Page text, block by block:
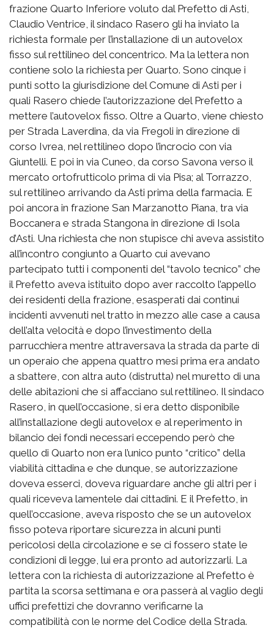
frazione Quarto Inferiore voluto dal Prefetto di Asti,
Claudio Ventrice, il sindaco Rasero gli ha inviato la
richiesta formale per l’installazione di un autovelox
fisso sul rettilineo del concentrico. Ma la lettera non
contiene solo la richiesta per Quarto. Sono cinque i
punti sotto la giurisdizione del Comune di Asti per i
quali Rasero chiede l’autorizzazione del Prefetto a
mettere l’autovelox fisso. Oltre a Quarto, viene chiesto
per Strada Laverdina, da via Fregoli in direzione di
corso Ivrea, nel rettilineo dopo l’incrocio con via
Giuntelli. E poi in via Cuneo, da corso Savona verso il
mercato ortofrutticolo prima di via Pisa; al Torrazzo,
sul rettilineo arrivando da Asti prima della farmacia. E
poi ancora in frazione San Marzanotto Piana, tra via
Boccanera e strada Stangona in direzione di Isola
d’Asti. Una richiesta che non stupisce chi aveva assistito
all’incontro congiunto a Quarto cui avevano
partecipato tutti i componenti del “tavolo tecnico” che
il Prefetto aveva istituito dopo aver raccolto l’appello
dei residenti della frazione, esasperati dai continui
incidenti avvenuti nel tratto in mezzo alle case a causa
dell’alta velocità e dopo l’investimento della
parrucchiera mentre attraversava la strada da parte di
un operaio che appena quattro mesi prima era andato
a sbattere, con altra auto (distrutta) nel muretto di una
delle abitazioni che si affacciano sul rettilineo. Il sindaco
Rasero, in quell’occasione, si era detto disponibile
all’installazione degli autovelox e al reperimento in
bilancio dei fondi necessari eccependo però che
quello di Quarto non era l’unico punto “critico” della
viabilità cittadina e che dunque, se autorizzazione
doveva esserci, doveva riguardare anche gli altri per i
quali riceveva lamentele dai cittadini. E il Prefetto, in
quell’occasione, aveva risposto che se un autovelox
fisso poteva riportare sicurezza in alcuni punti
pericolosi della circolazione e se ci fossero state le
condizioni di legge, lui era pronto ad autorizzarli. La
lettera con la richiesta di autorizzazione al Prefetto è
partita la scorsa settimana e ora passerà al vaglio degli
uffici prefettizi che dovranno verificarne la
compatibilità con le norme del Codice della Strada.